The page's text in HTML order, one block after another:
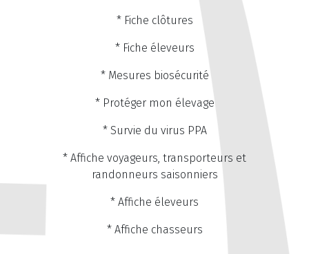
* Fiche clôtures
* Fiche éleveurs
* Mesures biosécurité
* Protéger mon élevage
* Survie du virus PPA
* Affiche voyageurs, transporteurs et
randonneurs saisonniers
* Affiche éleveurs
* Affiche chasseurs